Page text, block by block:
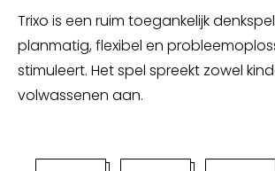
Trixo is een ruim toegankelijk
planmatig, flexibel en
stimuleert. Het spel spreekt zowel
volwassenen aan.